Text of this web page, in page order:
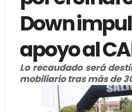
Down
apoyo al
Lo recaudado será
mobiliario tras más de